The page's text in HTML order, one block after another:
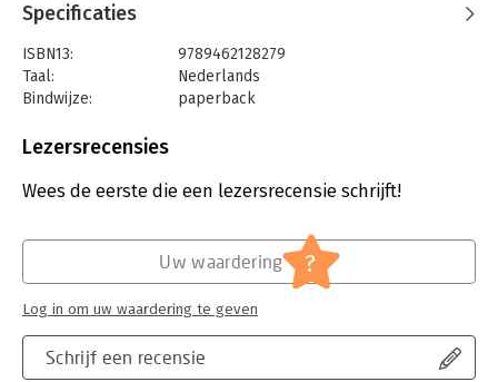
Specificaties
ISBN13:
9789462128279
Taal:
Nederlands
Bindwijze:
paperback
Uitgever:
Verschijningsdatum:
22-6-2023
Schadevergoeding
Serie:
Utrecht Centre for Accountability and
Lezersrecensies
Wees de eerste die een lezersrecensie schrijft!
Schrijf een recensie
Uw waardering ?
Log in om uw waardering te geven